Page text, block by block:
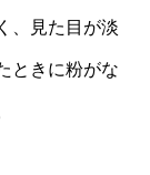
、見た目が淡
ときに粉がな